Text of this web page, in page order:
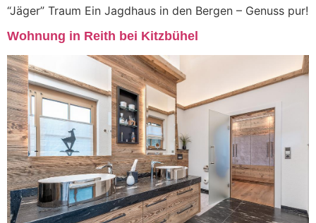
“Jäger” Traum Ein Jagdhaus in den Bergen – Genuss pur!
Wohnung in Reith bei Kitzbühel